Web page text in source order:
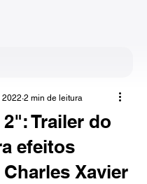
Trailer do
efeitos
Xavier
2022 2 min de leitura